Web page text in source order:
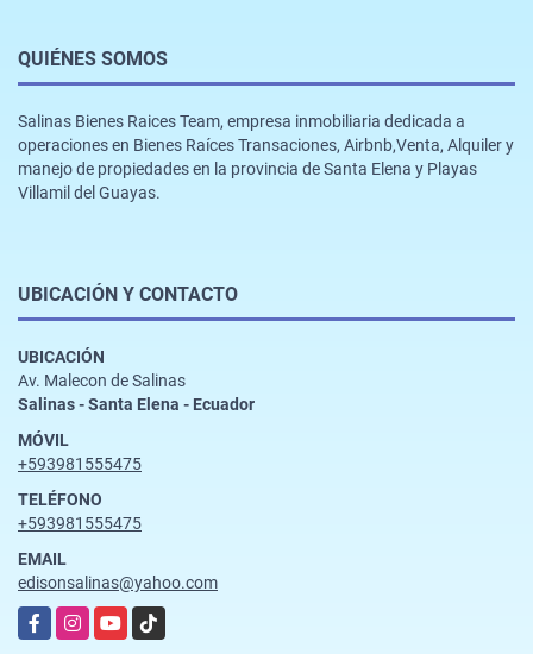
QUIÉNES SOMOS
Salinas Bienes Raices Team, empresa inmobiliaria dedicada a
operaciones en Bienes Raíces Transaciones, Airbnb,Venta, Alquiler y
manejo de propiedades en la provincia de Santa Elena y Playas
Villamil del Guayas.
UBICACIÓN Y CONTACTO
UBICACIÓN
Av. Malecon de Salinas
Salinas - Santa Elena - Ecuador
MÓVIL
+593981555475
TELÉFONO
+593981555475
EMAIL
edisonsalinas@yahoo.com
FacebookInstagramYouTubeTikTok